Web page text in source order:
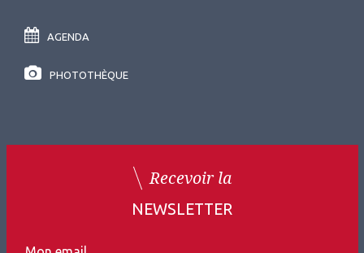
AGENDA
PHOTOTHÈQUE
Recevoir la
NEWSLETTER